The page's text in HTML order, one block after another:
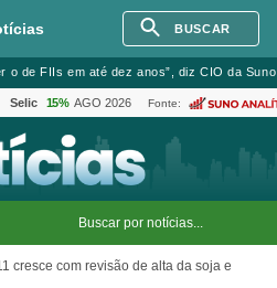
BUSCAR
o de FIIs em até dez anos”, diz CIO da
Selic 15% AGO 2026 Fonte:
cresce com revisão de alta da soja e